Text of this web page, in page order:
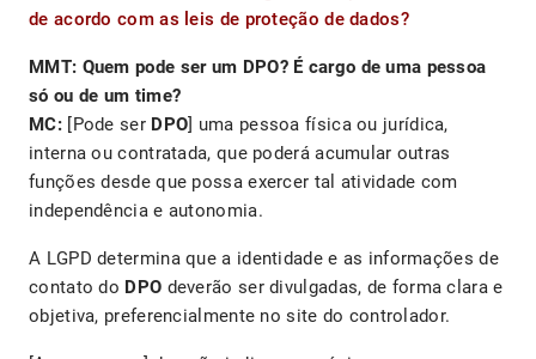
de acordo com as leis de proteção de dados?
MMT: Quem pode ser um DPO? É cargo de uma pessoa
só ou de um time?
MC:
[Pode ser DPO ] uma pessoa física ou jurídica,
interna ou contratada, que poderá acumular outras
funções desde que possa exercer tal atividade com
independência e autonomia.
A LGPD determina que a identidade e as informações de
contato do DPO deverão ser divulgadas, de forma clara e
objetiva, preferencialmente no site do controlador.